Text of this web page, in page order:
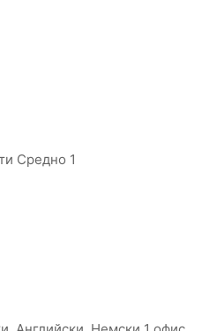
Средно 1